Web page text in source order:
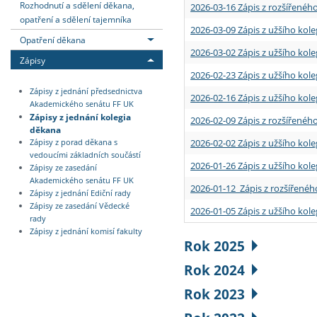
Rozhodnutí a sdělení děkana,
opatření a sdělení tajemníka
Opatření děkana
Zápisy
Zápisy z jednání předsednictva
Akademického senátu FF UK
Zápisy z jednání kolegia
děkana
Zápisy z porad děkana s
vedoucími základních součástí
Zápisy ze zasedání
Akademického senátu FF UK
Zápisy z jednání Ediční rady
Zápisy ze zasedání Vědecké
rady
Zápisy z jednání komisí fakulty
2026-03-16 Zápis z
2026-03-09 Zápis z užšího
2026-03-02 Zápis z užšího
2026-02-23 Zápis z užšího
2026-02-16 Zápis z užšího
2026-02-09 Zápis z
2026-02-02 Zápis z užšího
2026-01-26 Zápis z užšího
2026-01-12 Zápis z
2026-01-05 Zápis z užšího
Rok 2025
Rok 2024
Rok 2023